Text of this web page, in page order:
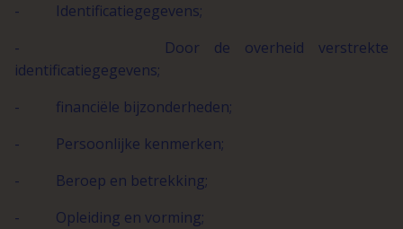
- Identificatiegegevens;
- Door de overheid verstrekte
identificatiegegevens;
- financiële bijzonderheden;
- Persoonlijke kenmerken;
- Beroep en betrekking;
- Opleiding en vorming;